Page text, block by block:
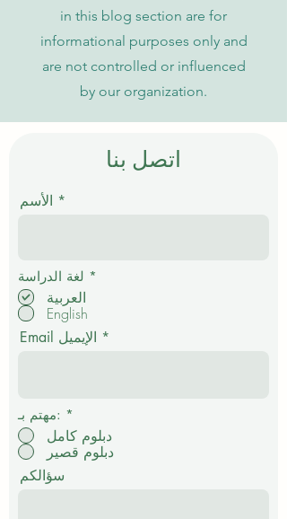
in this blog section are for
informational purposes only and
are not controlled or influenced
by our organization.
اتصل بنا
الأسم
لغة الدراسة *
م
العربية
English
Email الإيميل
مهتم بـ: *
دبلوم كامل
دبلوم قصير
سؤالكم